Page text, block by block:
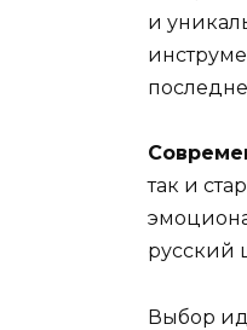
и
так и
русский
Выбор